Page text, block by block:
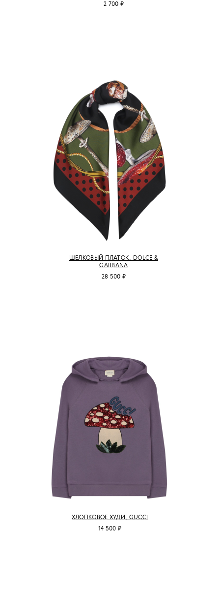
2 700 ₽
ШЕЛКОВЫЙ ПЛАТОК, DOLCE &
GABBANA
28 500 ₽
ХЛОПКОВОЕ ХУДИ, GUCCI
14 500 ₽